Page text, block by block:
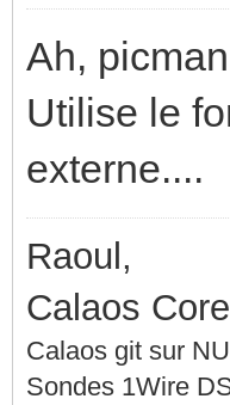
Ah,
Utilise le
externe....
Raoul,
Calaos
Calaos git sur
Sondes 1Wire